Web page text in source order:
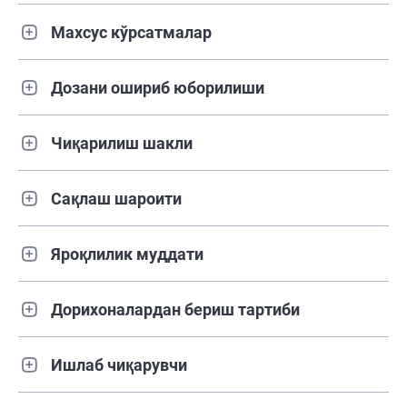
Махсус кўрсатмалар
Дозани ошириб юборилиши
Чиқарилиш шакли
Сақлаш шароити
Яроқлилик муддати
Дорихоналардан бериш тартиби
Ишлаб чиқарувчи